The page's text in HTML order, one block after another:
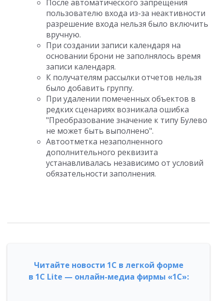
После автоматического запрещения
пользователю входа из-за неактивности
разрешение входа нельзя было включить
вручную.
При создании записи календаря на
основании брони не заполнялось время
записи календаря.
К получателям рассылки отчетов нельзя
было добавить группу.
При удалении помеченных объектов в
редких сценариях возникала ошибка
"Преобразование значение к типу Булево
не может быть выполнено".
Автоотметка незаполненного
дополнительного реквизита
устанавливалась независимо от условий
обязательности заполнения.
Читайте новости 1С в легкой форме
в 1С Lite — онлайн-медиа фирмы «1С»: